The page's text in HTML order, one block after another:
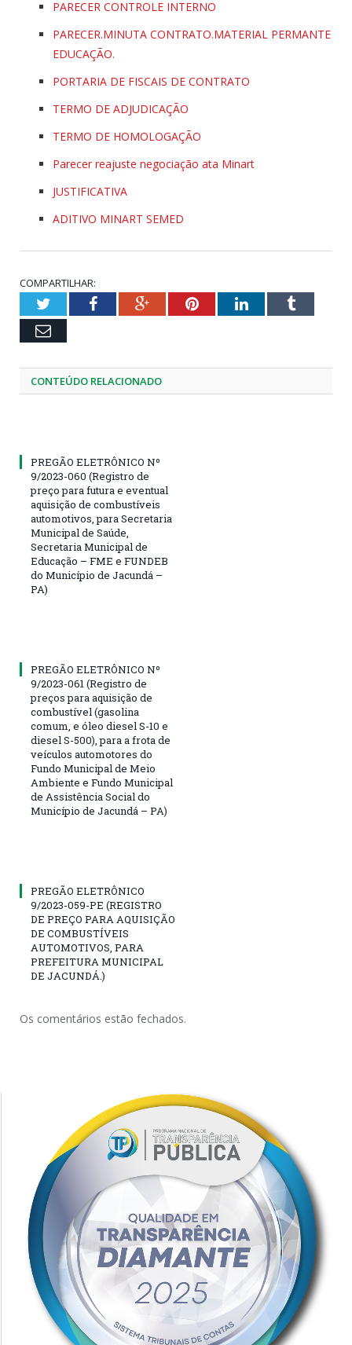
PARECER CONTROLE INTERNO
PARECER.MINUTA CONTRATO.MATERIAL PERMANTE
EDUCAÇÃO.
PORTARIA DE FISCAIS DE CONTRATO
TERMO DE ADJUDICAÇÃO
TERMO DE HOMOLOGAÇÃO
Parecer reajuste negociação ata Minart
JUSTIFICATIVA
ADITIVO MINART SEMED
COMPARTILHAR:
TwitterFacebookGoogle+PinterestLinkedInTumblr
Email
CONTEÚDO RELACIONADO
PREGÃO ELETRÔNICO Nº
9/2023-060 (Registro de
preço para futura e eventual
aquisição de combustíveis
automotivos, para Secretaria
Municipal de Saúde,
Secretaria Municipal de
Educação – FME e FUNDEB
do Município de Jacundá –
PA)
PREGÃO ELETRÔNICO Nº
9/2023-061 (Registro de
preços para aquisição de
combustível (gasolina
comum, e óleo diesel S-10 e
diesel S-500), para a frota de
veículos automotores do
Fundo Municipal de Meio
Ambiente e Fundo Municipal
de Assistência Social do
Município de Jacundá – PA)
PREGÃO ELETRÔNICO
9/2023-059-PE (REGISTRO
DE PREÇO PARA AQUISIÇÃO
DE COMBUSTÍVEIS
AUTOMOTIVOS, PARA
PREFEITURA MUNICIPAL
DE JACUNDÁ.)
Os comentários estão fechados.